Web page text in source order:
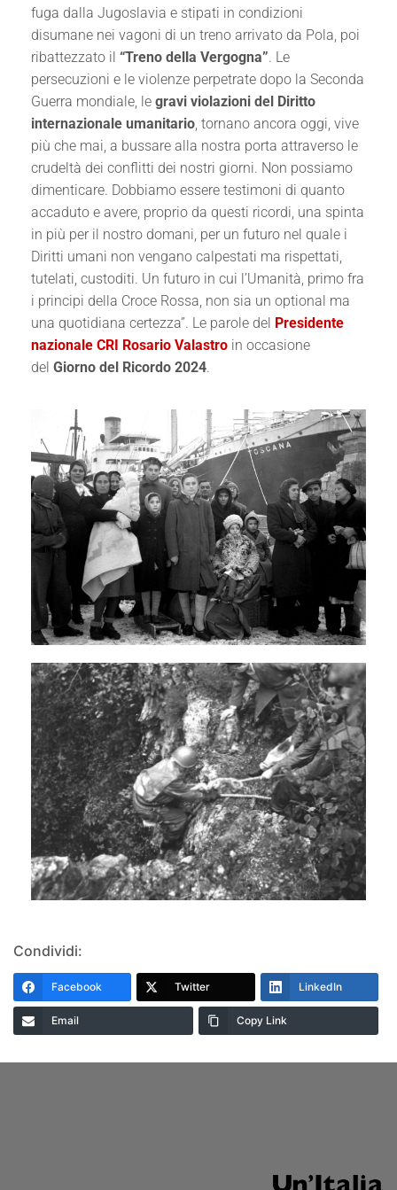
fuga dalla Jugoslavia e stipati in condizioni
disumane nei vagoni di un treno arrivato da Pola, poi
ribattezzato il “Treno della Vergogna”. Le
persecuzioni e le violenze perpetrate dopo la Seconda
Guerra mondiale, le gravi violazioni del Diritto
internazionale umanitario, tornano ancora oggi, vive
più che mai, a bussare alla nostra porta attraverso le
crudeltà dei conflitti dei nostri giorni. Non possiamo
dimenticare. Dobbiamo essere testimoni di quanto
accaduto e avere, proprio da questi ricordi, una spinta
in più per il nostro domani, per un futuro nel quale i
Diritti umani non vengano calpestati ma rispettati,
tutelati, custoditi. Un futuro in cui l’Umanità, primo fra
i principi della Croce Rossa, non sia un optional ma
una quotidiana certezza”. Le parole del Presidente
nazionale CRI Rosario Valastro in occasione
del Giorno del Ricordo 2024.
Condividi:
Facebook Twitter LinkedIn
Email Copy Link